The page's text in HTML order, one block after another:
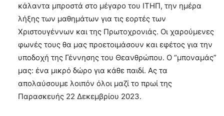
κάλαντα μπροστά στο μέγαρο του ΙΤΗΠ, την ημέρα
λήξης των μαθημάτων για τις εορτές των
Χριστουγέννων και της Πρωτοχρονιάς. Οι χαρούμενες
φωνές τους θα μας προετοιμάσουν και εφέτος για την
υποδοχή της Γέννησης του Θεανθρώπου. Ο “μποναμάς”
μας: ένα μικρό δώρο για κάθε παιδί. Ας τα
απολαύσουμε λοιπόν όλοι μαζί το πρωί της
Παρασκευής 22 Δεκεμβρίου 2023.